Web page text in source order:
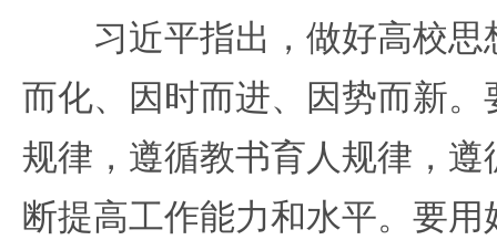
习近平指出，做好高校思
而化、因时而进、因势而新
规律，遵循教书育人规律，
断提高工作能力和水平。要